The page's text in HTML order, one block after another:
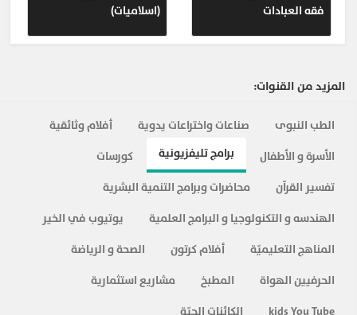
فقه العبادات (اسلاميات)
المزيد من القنوات:
الطب النبوى صناعات واختراعات يدوية
أفلام وثائقية
الأسرة و الأطفال
برامج تليفزيونية
كورسات
تفسير القرآن
محاضرات وبرامج التنمية البشرية
الهندسه و التكنولوجيا و البرامج العلمية
يوتيوب في الخير
المناهج التعليميّة
أفلام كرتون
الصحة و الرياضة
الحرفيين الهواة
المطبخ
مشاريع استثمارية